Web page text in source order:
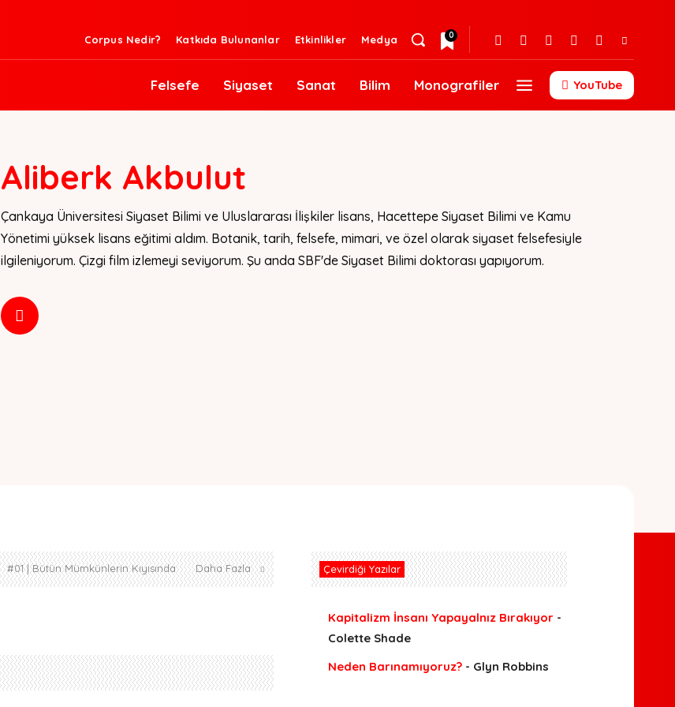
Corpus Nedir? Katkıda Bulunanlar Etkinlikler Medya 0
Felsefe Siyaset Sanat Bilim Monografiler YouTube
Aliberk Akbulut
Çankaya Üniversitesi Siyaset Bilimi ve Uluslararası İlişkiler lisans, Hacettepe Siyaset Bilimi ve Kamu
Yönetimi yüksek lisans eğitimi aldım. Botanik, tarih, felsefe, mimari, ve özel olarak siyaset felsefesiyle
ilgileniyorum. Çizgi film izlemeyi seviyorum. Şu anda SBF'de Siyaset Bilimi doktorası yapıyorum.
#01 | Bütün Mümkünlerin Kıyısında Daha Fazla Çevirdiği Yazılar
Kapitalizm İnsanı Yapayalnız Bırakıyor-
Colette Shade
Neden Barınamıyoruz?- Glyn Robbins